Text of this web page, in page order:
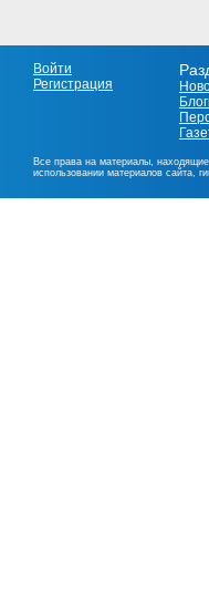
Войти
Регистрация
Все права на материалы,
использовании материалов сайта,